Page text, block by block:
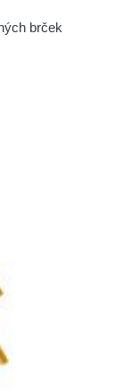
brček